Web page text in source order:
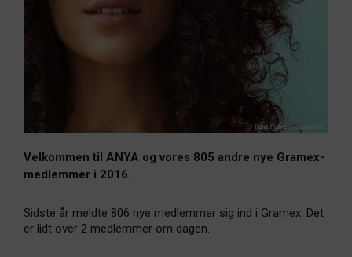
Velkommen til ANYA og vores 805 andre nye Gramex-
medlemmer i 2016.
Sidste år meldte 806 nye medlemmer sig ind i Gramex. Det
er lidt over 2 medlemmer om dagen.